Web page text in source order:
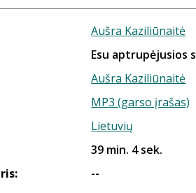
Aušra Kaziliūnaitė
Esu aptrupėjusios
Aušra Kaziliūnaitė
MP3 (garso įrašas)
Lietuvių
39 min. 4 sek.
--